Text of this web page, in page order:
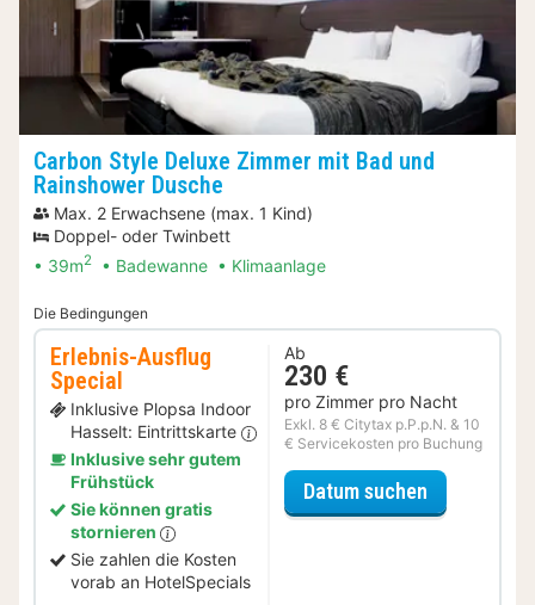
Carbon Style Deluxe Zimmer mit Bad und
Rainshower Dusche
Max. 2 Erwachsene (max. 1 Kind)
Doppel- oder Twinbett
39m2 Badewanne Klimaanlage
Die Bedingungen
Erlebnis-Ausflug
Special
Inklusive Plopsa Indoor
Hasselt: Eintrittskarte
Inklusive sehr gutem
Frühstück
Sie können gratis
stornieren
Sie zahlen die Kosten
vorab an HotelSpecials
Ab
230 €
pro Zimmer pro Nacht
Exkl. 8 € Citytax p.P.p.N. & 10
€ Servicekosten pro Buchung
Datum suchen